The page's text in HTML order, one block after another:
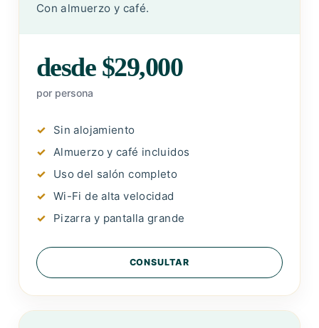
Con almuerzo y café.
desde $29,000
por persona
Sin alojamiento
Almuerzo y café incluidos
Uso del salón completo
Wi-Fi de alta velocidad
Pizarra y pantalla grande
CONSULTAR